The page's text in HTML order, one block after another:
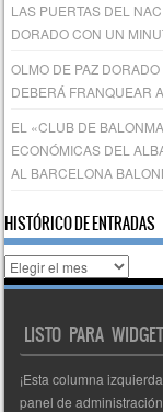
LAS PUERTAS DEL
DORADO CON UN
OLMO DE PAZ
DEBERÁ FRANQUEAR
EL «CLUB DE
ECONÓMICAS DEL
AL BARCELONA
HISTÓRICO DE ENTRADAS
Histórico
de
LISTO PARA
¡Esta columna
panel de